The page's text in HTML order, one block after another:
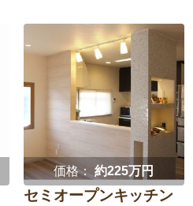
価格：約225万円
セミオープンキッチン